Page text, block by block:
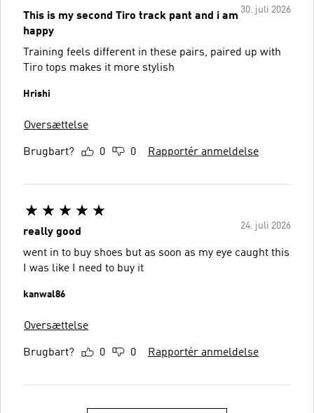
30. juli 2026
This is my second Tiro track pant and i am
happy
Training feels different in these pairs, paired up with
Tiro tops makes it more stylish
Hrishi
Oversættelse
Brugbart? 0 0 Rapportér anmeldelse
24. juli 2026
really good
went in to buy shoes but as soon as my eye caught this
I was like I need to buy it
kanwal86
Oversættelse
Brugbart? 0 0 Rapportér anmeldelse